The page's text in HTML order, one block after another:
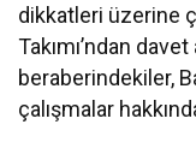
dikkatleri üzerine
Takımı’ndan
beraberindekiler,
çalışmalar